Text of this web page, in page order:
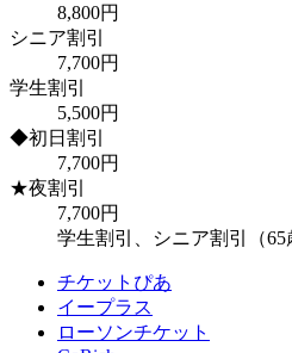
8,800円
シニア割引
7,700円
学生割引
5,500円
◆初日割引
7,700円
★夜割引
7,700円
学生割引、シニア割引（
チケットぴあ
イープラス
ローソンチケット